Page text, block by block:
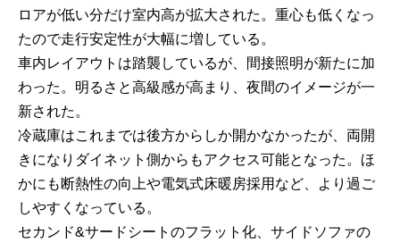
ロアが低い分だけ室内高が拡大された。重心も低くなっ
たので走行安定性が大幅に増している。
車内レイアウトは踏襲しているが、間接照明が新たに加
わった。明るさと高級感が高まり、夜間のイメージが一
新された。
冷蔵庫はこれまでは後方からしか開かなかったが、両開
きになりダイネット側からもアクセス可能となった。ほ
かにも断熱性の向上や電気式床暖房採用など、より過ご
しやすくなっている。
セカンド&サードシートのフラット化、サイドソファの